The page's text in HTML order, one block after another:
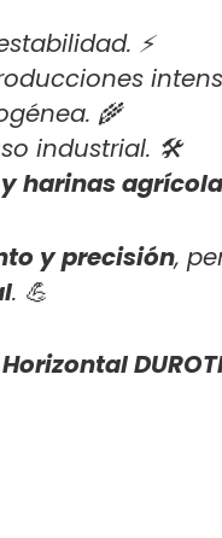
⚡
🌾
industrial. 🛠️
harinas
y precisión,
. 💪